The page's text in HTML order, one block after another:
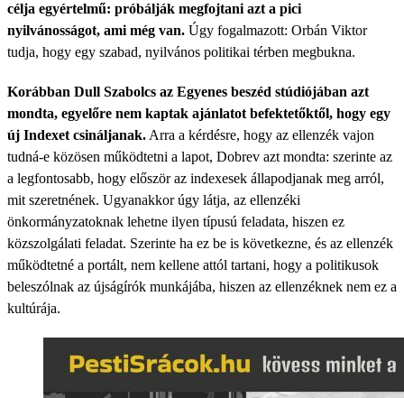
célja egyértelmű: próbálják megfojtani azt a pici
nyilvánosságot, ami még van. Úgy fogalmazott: Orbán Viktor
tudja, hogy egy szabad, nyilvános politikai térben megbukna.
Korábban Dull Szabolcs az Egyenes beszéd stúdiójában azt
mondta, egyelőre nem kaptak ajánlatot befektetőktől, hogy egy
új Indexet csináljanak. Arra a kérdésre, hogy az ellenzék vajon
tudná-e közösen működtetni a lapot, Dobrev azt mondta: szerinte az
a legfontosabb, hogy először az indexesek állapodjanak meg arról,
mit szeretnének. Ugyanakkor úgy látja, az ellenzéki
önkormányzatoknak lehetne ilyen típusú feladata, hiszen ez
közszolgálati feladat. Szerinte ha ez be is következne, és az ellenzék
működtetné a portált, nem kellene attól tartani, hogy a politikusok
beleszólnak az újságírók munkájába, hiszen az ellenzéknek nem ez a
kultúrája.